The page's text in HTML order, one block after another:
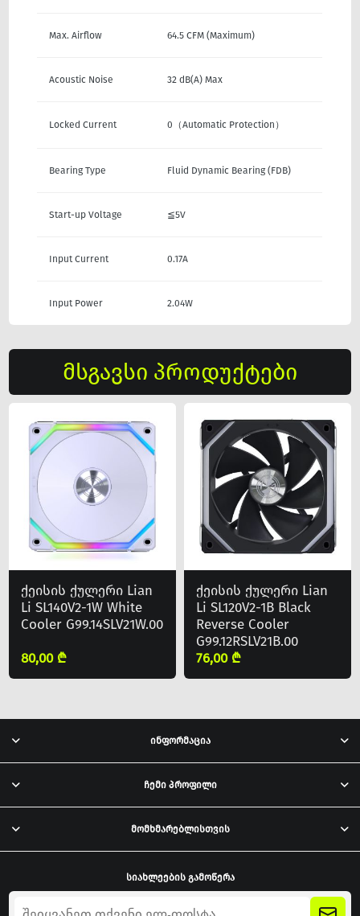
Max. Airflow 64.5 CFM (Maximum)
Acoustic Noise 32 dB(A) Max
Locked Current 0（Automatic Protection）
Bearing Type Fluid Dynamic Bearing (FDB)
Start-up Voltage ≦5V
Input Current 0.17A
Input Power 2.04W
მსგავსი პროდუქტები
ქეისის ქულერი Lian
Li SL140V2-1W White
Cooler G99.14SLV21W.00
80,00 ₾
ქეისის ქულერი Lian
Li SL120V2-1B Black
Reverse Cooler
G99.12RSLV21B.00
76,00 ₾
ინფორმაცია
ჩემი პროფილი
მომხმარებლისთვის
სიახლეების გამოწერა